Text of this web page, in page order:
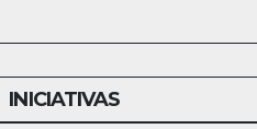
INICIATIVAS